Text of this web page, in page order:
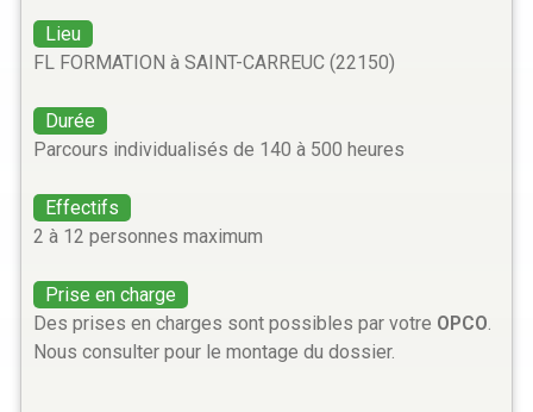
Lieu
FL FORMATION à SAINT-CARREUC (22150)
Durée
Parcours individualisés de 140 à 500 heures
Effectifs
2 à 12 personnes maximum
Prise en charge
Des prises en charges sont possibles par votre OPCO.
Nous consulter pour le montage du dossier.